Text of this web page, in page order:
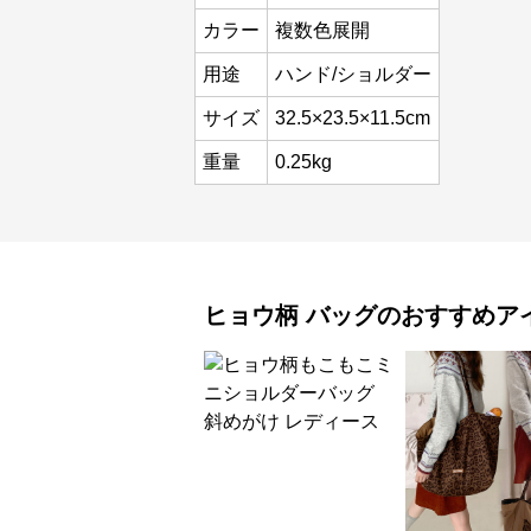
カラー 複数色展開
用途 ハンド/ショルダー
サイズ 32.5×23.5×11.5cm
重量 0.25kg
ヒョウ柄 バッグのおすすめア